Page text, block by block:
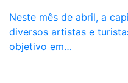
Neste mês de abril, a
diversos artistas e
objetivo em…